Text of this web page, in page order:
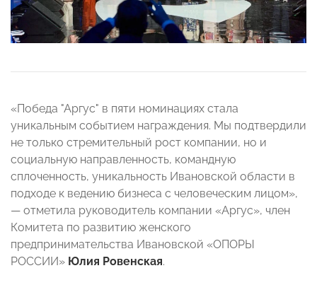
«Победа "Аргус" в пяти номинациях стала
уникальным событием награждения. Мы подтвердили
не только стремительный рост компании, но и
социальную направленность, командную
сплоченность, уникальность Ивановской области в
подходе к ведению бизнеса с человеческим лицом»,
— отметила руководитель компании «Аргус», член
Комитета по развитию женского
предпринимательства Ивановской «ОПОРЫ
РОССИИ» Юлия Ровенская.